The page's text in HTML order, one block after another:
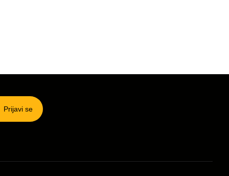
Prijavi se